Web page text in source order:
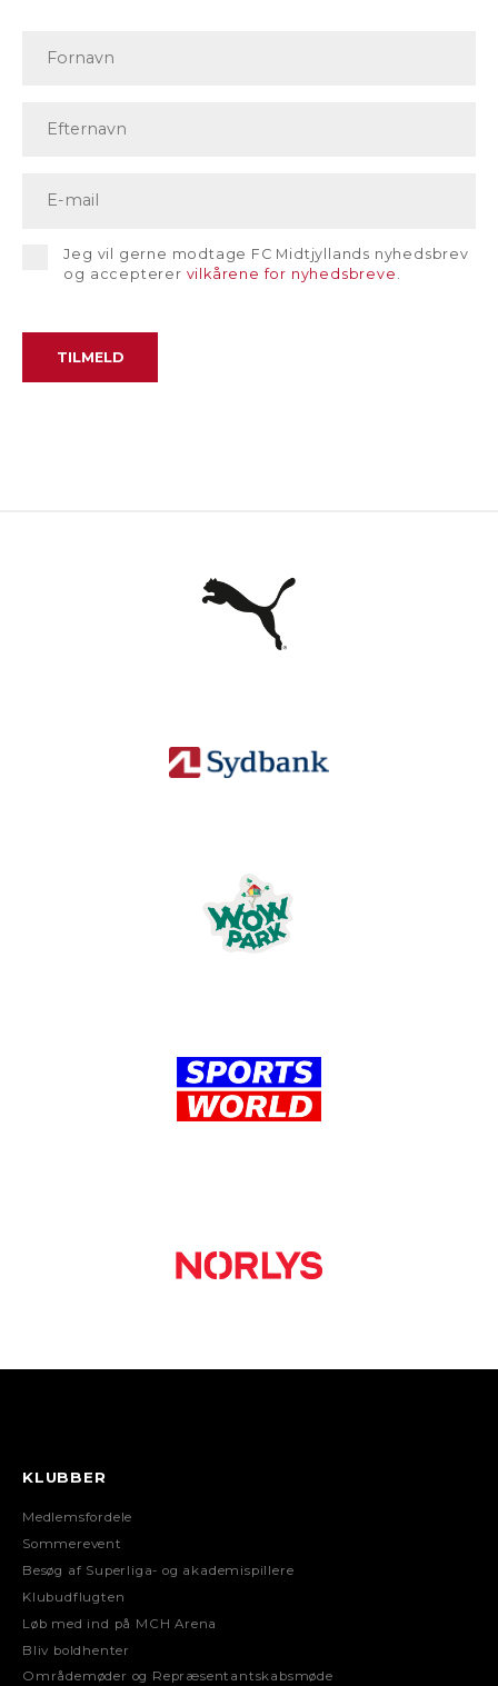
Jeg vil gerne modtage FC Midtjyllands nyhedsbrev
og accepterer vilkårene for nyhedsbreve .
KLUBBER
Medlemsfordele
Sommerevent
Besøg af Superliga- og akademispillere
Klubudflugten
Løb med ind på MCH Arena
Bliv boldhenter
Områdemøder og Repræsentantskabsmøde